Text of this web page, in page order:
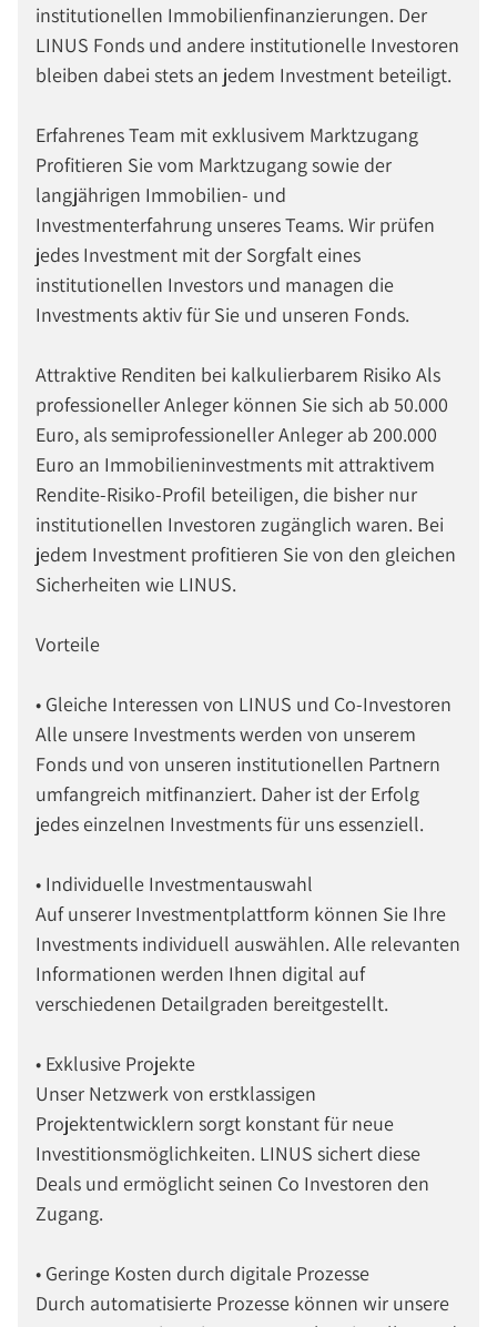
institutionellen Immobilienfinanzierungen. Der
LINUS Fonds und andere institutionelle Investoren
bleiben dabei stets an jedem Investment beteiligt.
Erfahrenes Team mit exklusivem Marktzugang
Profitieren Sie vom Marktzugang sowie der
langjährigen Immobilien- und
Investmenterfahrung unseres Teams. Wir prüfen
jedes Investment mit der Sorgfalt eines
institutionellen Investors und managen die
Investments aktiv für Sie und unseren Fonds.
Attraktive Renditen bei kalkulierbarem Risiko Als
professioneller Anleger können Sie sich ab 50.000
Euro, als semiprofessioneller Anleger ab 200.000
Euro an Immobilieninvestments mit attraktivem
Rendite-Risiko-Profil beteiligen, die bisher nur
institutionellen Investoren zugänglich waren. Bei
jedem Investment profitieren Sie von den gleichen
Sicherheiten wie LINUS.
Vorteile
• Gleiche Interessen von LINUS und Co-Investoren
Alle unsere Investments werden von unserem
Fonds und von unseren institutionellen Partnern
umfangreich mitfinanziert. Daher ist der Erfolg
jedes einzelnen Investments für uns essenziell.
• Individuelle Investmentauswahl
Auf unserer Investmentplattform können Sie Ihre
Investments individuell auswählen. Alle relevanten
Informationen werden Ihnen digital auf
verschiedenen Detailgraden bereitgestellt.
• Exklusive Projekte
Unser Netzwerk von erstklassigen
Projektentwicklern sorgt konstant für neue
Investitionsmöglichkeiten. LINUS sichert diese
Deals und ermöglicht seinen Co Investoren den
Zugang.
• Geringe Kosten durch digitale Prozesse
Durch automatisierte Prozesse können wir unsere